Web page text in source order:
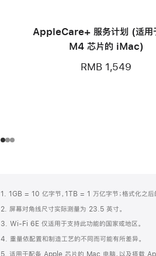
AppleCare+ 服务计划 (适用
M4 芯片的 iMac)
RMB 1,549
页
脚
注
1. 1GB = 10 亿字节，1TB = 1 万亿字节；格式化之后
2. 屏幕对角线尺寸实际测量为 23.5 英寸。
3. Wi-Fi 6E 仅适用于支持此功能的国家或地区。
4. 重量依配置和制造工艺的不同而可能有所差异。
5. 适用于配备 Apple 芯片的 Mac 电脑，以及搭载